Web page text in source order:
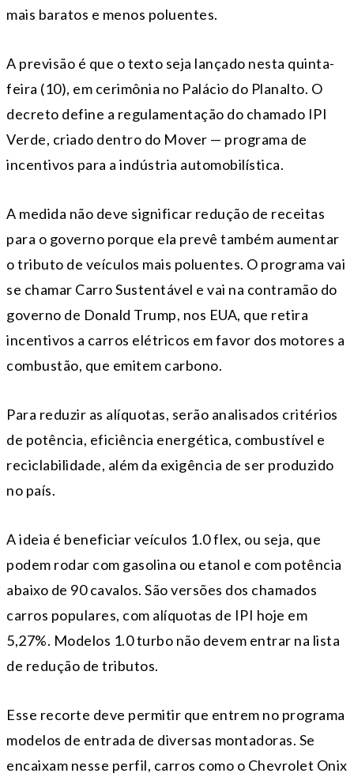
mais baratos e menos poluentes.
A previsão é que o texto seja lançado nesta quinta-
feira (10), em cerimônia no Palácio do Planalto. O
decreto define a regulamentação do chamado IPI
Verde, criado dentro do Mover — programa de
incentivos para a indústria automobilística.
A medida não deve significar redução de receitas
para o governo porque ela prevê também aumentar
o tributo de veículos mais poluentes. O programa vai
se chamar Carro Sustentável e vai na contramão do
governo de Donald Trump, nos EUA, que retira
incentivos a carros elétricos em favor dos motores a
combustão, que emitem carbono.
Para reduzir as alíquotas, serão analisados critérios
de potência, eficiência energética, combustível e
reciclabilidade, além da exigência de ser produzido
no país.
A ideia é beneficiar veículos 1.0 flex, ou seja, que
podem rodar com gasolina ou etanol e com potência
abaixo de 90 cavalos. São versões dos chamados
carros populares, com alíquotas de IPI hoje em
5,27%. Modelos 1.0 turbo não devem entrar na lista
de redução de tributos.
Esse recorte deve permitir que entrem no programa
modelos de entrada de diversas montadoras. Se
encaixam nesse perfil, carros como o Chevrolet Onix